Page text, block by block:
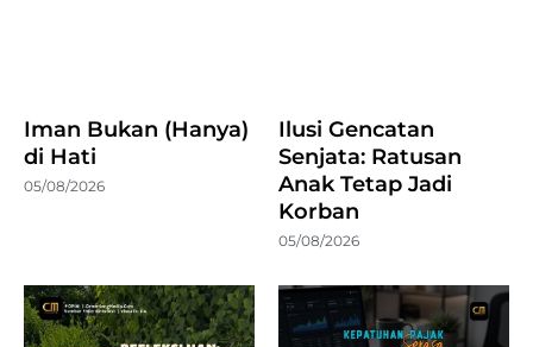
Iman Bukan (Hanya)
di Hati
05/08/2026
Ilusi Gencatan
Senjata: Ratusan
Anak Tetap Jadi
Korban
05/08/2026